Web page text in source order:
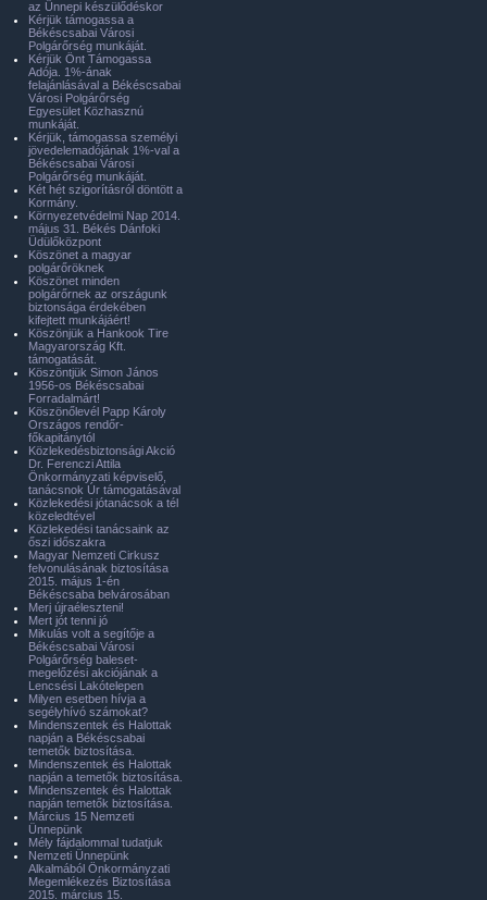
az Ünnepi készülődéskor
Kérjük támogassa a
Békéscsabai Városi
Polgárőrség munkáját.
Kérjük Önt Támogassa
Adója. 1%-ának
felajánlásával a Békéscsabai
Városi Polgárőrség
Egyesület Közhasznú
munkáját.
Kérjük, támogassa személyi
jövedelemadójának 1%-val a
Békéscsabai Városi
Polgárőrség munkáját.
Két hét szigorításról döntött a
Kormány.
Környezetvédelmi Nap 2014.
május 31. Békés Dánfoki
Üdülőközpont
Köszönet a magyar
polgárőröknek
Köszönet minden
polgárőrnek az országunk
biztonsága érdekében
kifejtett munkájáért!
Köszönjük a Hankook Tire
Magyarország Kft.
támogatását.
Köszöntjük Simon János
1956-os Békéscsabai
Forradalmárt!
Köszönőlevél Papp Károly
Országos rendőr-
főkapitánytól
Közlekedésbiztonsági Akció
Dr. Ferenczi Attila
Önkormányzati képviselő,
tanácsnok Úr támogatásával
Közlekedési jótanácsok a tél
közeledtével
Közlekedési tanácsaink az
őszi időszakra
Magyar Nemzeti Cirkusz
felvonulásának biztosítása
2015. május 1-én
Békéscsaba belvárosában
Merj újraéleszteni!
Mert jót tenni jó
Mikulás volt a segítője a
Békéscsabai Városi
Polgárőrség baleset-
megelőzési akciójának a
Lencsési Lakótelepen
Milyen esetben hívja a
segélyhívó számokat?
Mindenszentek és Halottak
napján a Békéscsabai
temetők biztosítása.
Mindenszentek és Halottak
napján a temetők biztosítása.
Mindenszentek és Halottak
napján temetők biztosítása.
Március 15 Nemzeti
Ünnepünk
Mély fájdalommal tudatjuk
Nemzeti Ünnepünk
Alkalmából Önkormányzati
Megemlékezés Biztosítása
2015. március 15.